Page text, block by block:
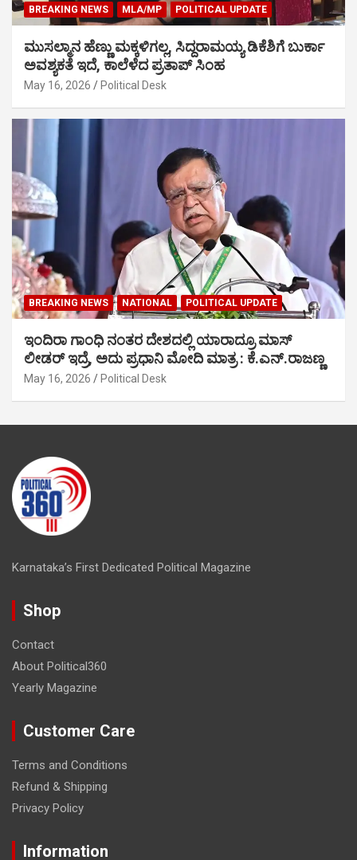
BREAKING NEWS MLA/MP POLITICAL UPDATE
ಮುಸಲ್ಮಾನ ಹೆಣ್ಣು ಮಕ್ಕಳಿಗಲ್ಲ, ಸಿದ್ದರಾಮಯ್ಯ ಡಿಕೆಶಿಗೆ ಬುರ್ಕಾ
ಅವಶ್ಯಕತೆ ಇದೆ, ಕಾಲೆಳೆದ ಪ್ರತಾಪ್ ಸಿಂಹ
May 16, 2026 Political Desk
BREAKING NEWS NATIONAL POLITICAL UPDATE
ಇಂದಿರಾ ಗಾಂಧಿ ನಂತರ ದೇಶದಲ್ಲಿ ಯಾರಾದ್ರೂ ಮಾಸ್
ಲೀಡರ್ ಇದ್ರೆ, ಅದು ಪ್ರಧಾನಿ ಮೋದಿ ಮಾತ್ರ : ಕೆ.ಎನ್.ರಾಜಣ್ಣ
May 16, 2026 Political Desk
Karnataka’s First Dedicated Political Magazine
Shop
Contact
About Political360
Yearly Magazine
Customer Care
Terms and Conditions
Refund & Shipping
Privacy Policy
Information